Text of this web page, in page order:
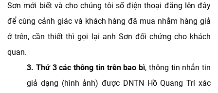
Sơn mới biết và cho chúng tôi số điện thoại đăng lên đây
để cùng cảnh giác và khách hàng đã mua nhằm hàng giả
ở trên, cần thiết thì gọi lại anh Sơn đối chứng cho khách
quan.
3. Thứ 3 các thông tin trên bao bì, thông tin nhắn tin
giả dạng (hình ảnh) được DNTN Hồ Quang Trí xác